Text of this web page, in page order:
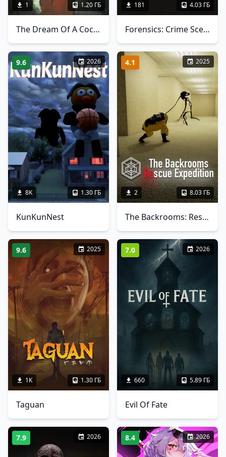
1 1.20 ГБ
The Dream Of A Cockspur
181 4.03 ГБ
Forensics: Crime Scene Detective
9.6 2026
8K 1.30 ГБ
KunKunNest
4.1 2025
2 8.03 ГБ
The Backrooms: Rescue Expedition
9.6 2025
1K 1.30 ГБ
Taguan
7.0 2026
660 5.89 ГБ
Evil Of Fate
7.9 2026 8.4 2026